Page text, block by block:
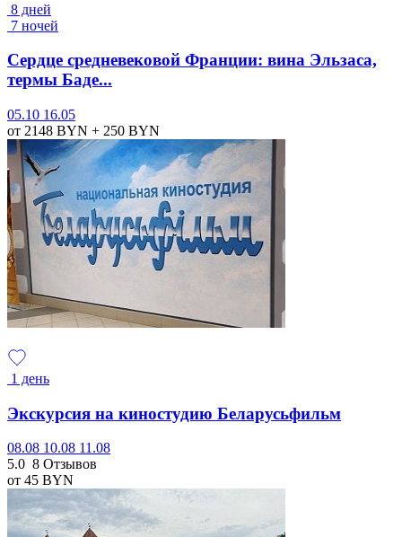
8 дней
7 ночей
Сердце средневековой Франции: вина Эльзаса,
термы Баде...
05.10 16.05
от 2148 BYN + 250 BYN
1 день
Экскурсия на киностудию Беларусьфильм
08.08 10.08 11.08
5.0 8 Отзывов
от 45 BYN